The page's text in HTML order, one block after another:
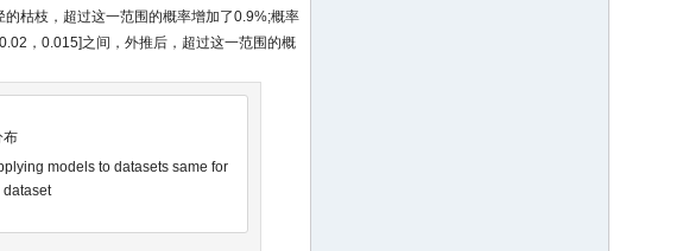
枯枝，超过这一范围的概率增加了0.9%;概率
，0.015]之间，外推后，超过这一范围的概
布
models to datasets same for